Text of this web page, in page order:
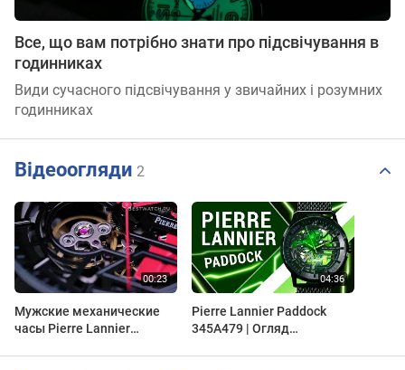
Все, що вам потрібно знати про підсвічування в
годинниках
Види сучасного підсвічування у звичайних і розумних
годинниках
Відеоогляди 2
Мужские механические
часы Pierre Lannier
Pierre Lannier Paddock
345A479 | Огляд